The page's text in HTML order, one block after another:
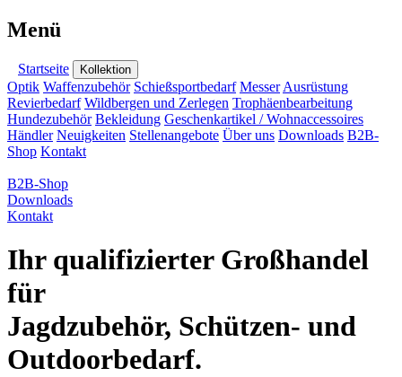
Menü
Startseite Kollektion
Optik Waffenzubehör Schießsportbedarf Messer Ausrüstung
Revierbedarf Wildbergen und Zerlegen Trophäenbearbeitung
Hundezubehör Bekleidung Geschenkartikel / Wohnaccessoires
Händler Neuigkeiten Stellenangebote Über uns Downloads B2B-
Shop Kontakt
B2B-Shop
Downloads
Kontakt
Ihr qualifizierter Großhandel
für
Jagdzubehör, Schützen- und
Outdoorbedarf.